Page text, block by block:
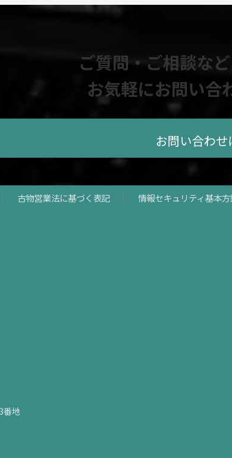
ご質問・ご相談な
お気軽にお問い合
お問い合わせ
古物営業法に基づく表記 情報セキュリティ基本方
番地